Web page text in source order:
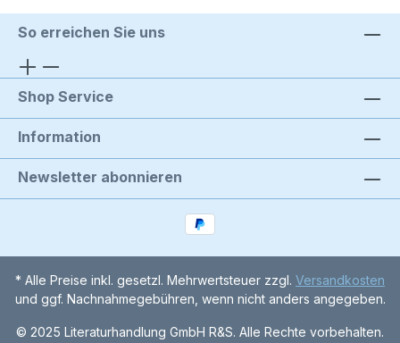
So erreichen Sie uns
Shop Service
Information
Newsletter abonnieren
* Alle Preise inkl. gesetzl. Mehrwertsteuer zzgl. Versandkosten
und ggf. Nachnahmegebühren, wenn nicht anders angegeben.
© 2025 Literaturhandlung GmbH R&S. Alle Rechte vorbehalten.